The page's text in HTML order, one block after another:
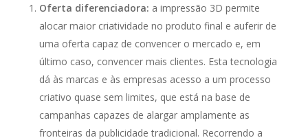
Oferta diferenciadora: a impressão 3D permite
alocar maior criatividade no produto final e auferir de
uma oferta capaz de convencer o mercado e, em
último caso, convencer mais clientes. Esta tecnologia
dá às marcas e às empresas acesso a um processo
criativo quase sem limites, que está na base de
campanhas capazes de alargar amplamente as
fronteiras da publicidade tradicional. Recorrendo a